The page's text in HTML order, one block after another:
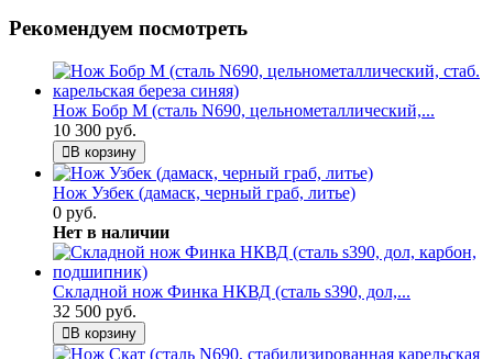
Рекомендуем посмотреть
Нож Бобр М (сталь N690, цельнометаллический,...
10 300 руб.
В корзину
Нож Узбек (дамаск, черный граб, литье)
0 руб.
Нет в наличии
Складной нож Финка НКВД (сталь s390, дол,...
32 500 руб.
В корзину